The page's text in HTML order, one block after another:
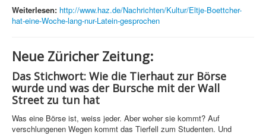
Weiterlesen: http://www.haz.de/Nachrichten/Kultur/Eltje-Boettcher-
hat-eine-Woche-lang-nur-Latein-gesprochen
Neue Züricher Zeitung:
Das Stichwort: Wie die Tierhaut zur Börse
wurde und was der Bursche mit der Wall
Street zu tun hat
Was eine Börse ist, weiss jeder. Aber woher sie kommt? Auf
verschlungenen Wegen kommt das Tierfell zum Studenten. Und